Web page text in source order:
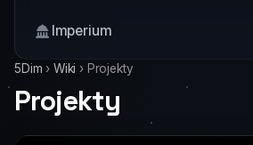
Imperium
5Dim › Wiki › Projekty
Projekty